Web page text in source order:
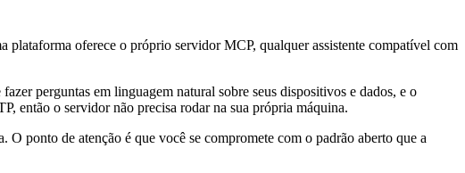
plataforma oferece o próprio servidor MCP, qualquer assistente compatível com
perguntas em linguagem natural sobre seus dispositivos e dados, e o
então o servidor não precisa rodar na sua própria máquina.
ponto de atenção é que você se compromete com o padrão aberto que a